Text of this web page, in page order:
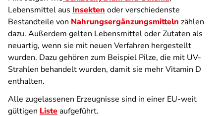
Lebensmittel aus Insekten oder verschiedenste
Bestandteile von Nahrungsergänzungsmitteln zählen
dazu. Außerdem gelten Lebensmittel oder Zutaten als
neuartig, wenn sie mit neuen Verfahren hergestellt
wurden. Dazu gehören zum Beispiel Pilze, die mit UV-
Strahlen behandelt wurden, damit sie mehr Vitamin D
enthalten.
Alle zugelassenen Erzeugnisse sind in einer EU-weit
gültigen Listeaufgeführt.